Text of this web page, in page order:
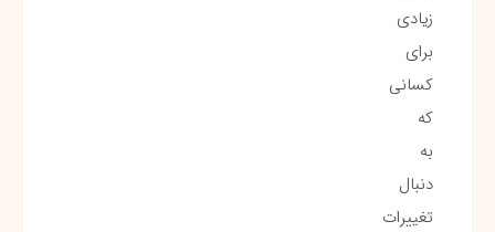
زیادی
برای
کسانی
که
به
دنبال
تغییرات